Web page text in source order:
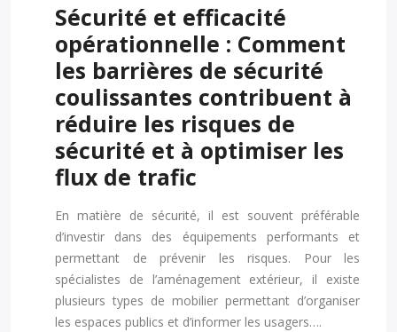
Sécurité et efficacité
opérationnelle : Comment
les barrières de sécurité
coulissantes contribuent à
réduire les risques de
sécurité et à optimiser les
flux de trafic
En matière de sécurité, il est souvent préférable
d’investir dans des équipements performants et
permettant de prévenir les risques. Pour les
spécialistes de l’aménagement extérieur, il existe
plusieurs types de mobilier permettant d’organiser
les espaces publics et d’informer les usagers….